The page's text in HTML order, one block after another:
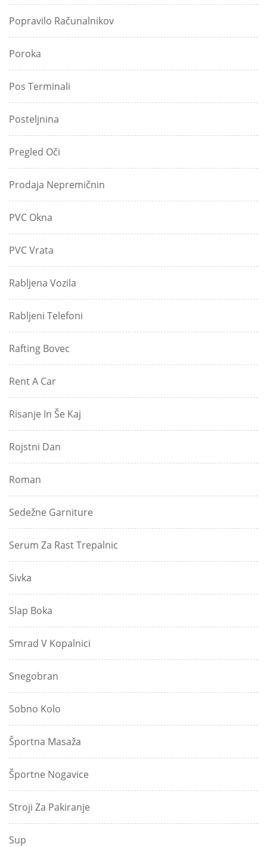
Popravilo Računalnikov
Poroka
Pos Terminali
Posteljnina
Pregled Oči
Prodaja Nepremičnin
PVC Okna
PVC Vrata
Rabljena Vozila
Rabljeni Telefoni
Rafting Bovec
Rent A Car
Risanje In Še Kaj
Rojstni Dan
Roman
Sedežne Garniture
Serum Za Rast Trepalnic
Sivka
Slap Boka
Smrad V Kopalnici
Snegobran
Sobno Kolo
Športna Masaža
Športne Nogavice
Stroji Za Pakiranje
Sup